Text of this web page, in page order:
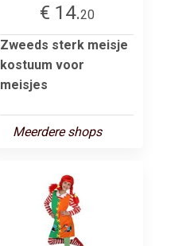
€ 14.20
Zweeds sterk meisje
kostuum voor
meisjes
Meerdere shops